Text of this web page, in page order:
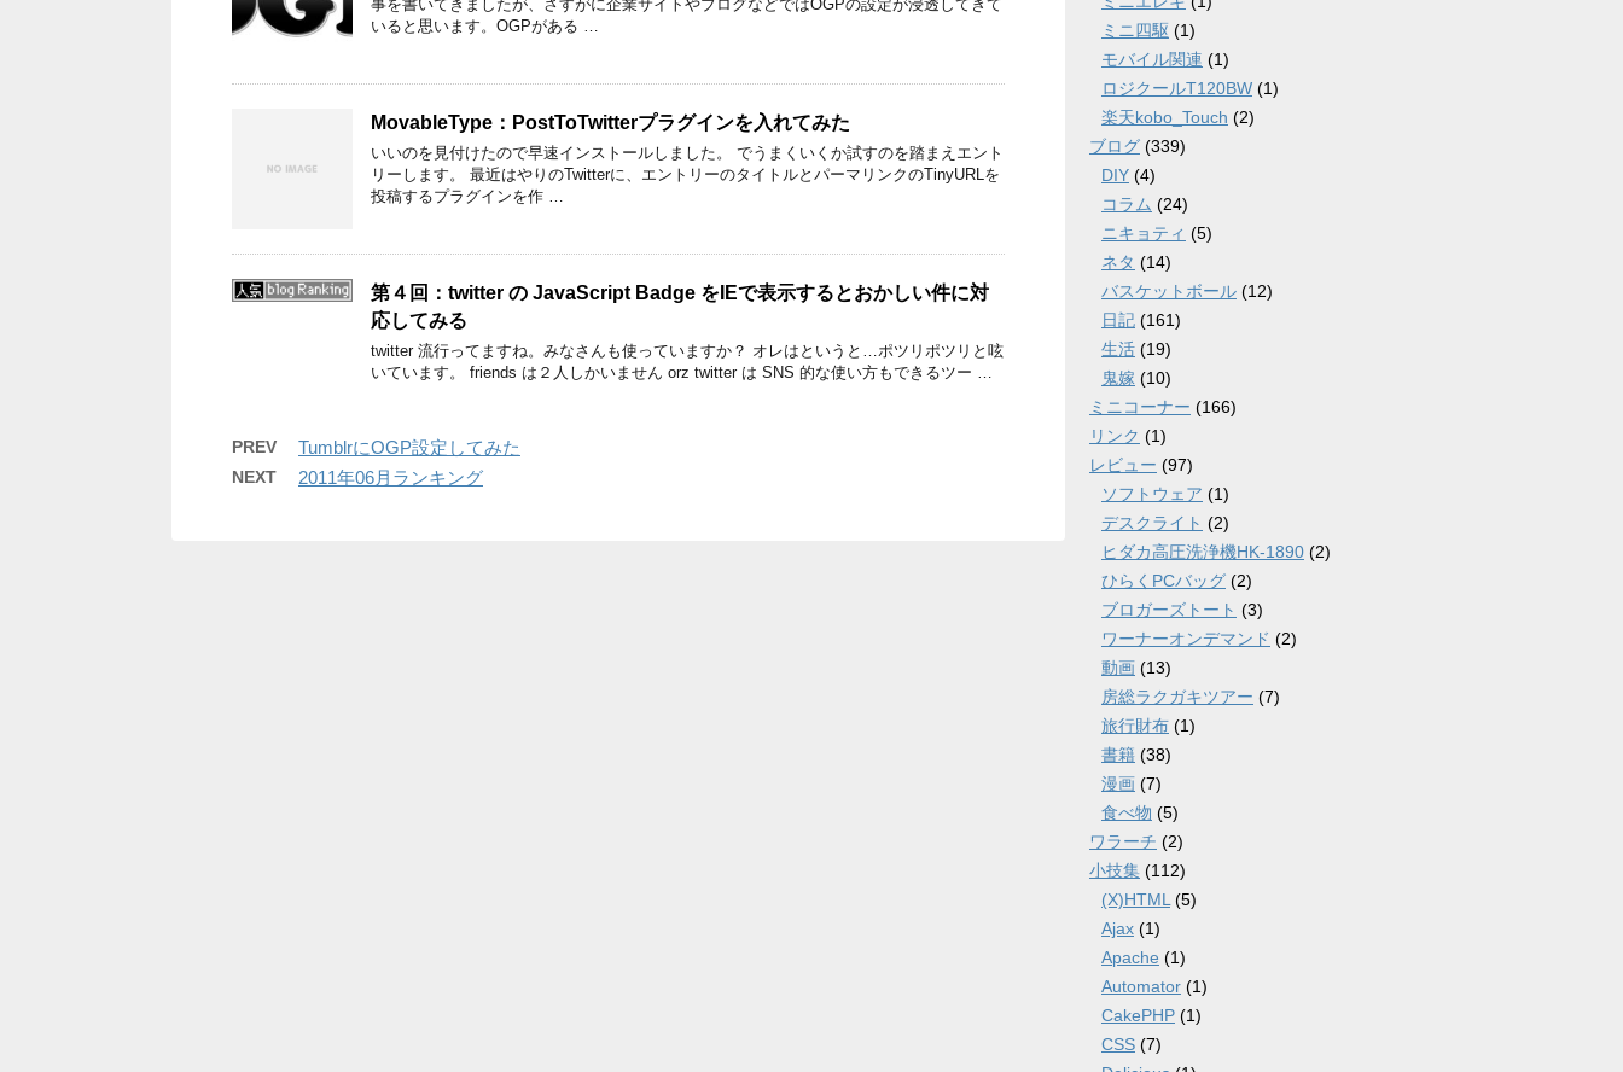
事を書いてきましたが、さすがに企業サイトやブログなどではOGPの設定が浸透してきて
いると思います。OGPがある …
MovableType：PostToTwitterプラグインを入れてみた
いいのを見付けたので早速インストールしました。 でうまくいくか試すのを踏まえエント
リーします。 最近はやりのTwitterに、エントリーのタイトルとパーマリンクのTinyURLを
投稿するプラグインを作 …
第４回：twitter の JavaScript Badge をIEで表示するとおかしい件に対
応してみる
twitter 流行ってますね。みなさんも使っていますか？ オレはというと…ポツリポツリと呟
いています。 friends は２人しかいません orz twitter は SNS 的な使い方もできるツー …
PREV TumblrにOGP設定してみた
NEXT 2011年06月ランキング
ミニ四駆 (1)
モバイル関連 (1)
ロジクールT120BW (1)
楽天kobo_Touch (2)
ブログ (339)
DIY (4)
コラム (24)
ニキョティ (5)
ネタ (14)
バスケットボール (12)
日記 (161)
生活 (19)
鬼嫁 (10)
ミニコーナー (166)
リンク (1)
レビュー (97)
ソフトウェア (1)
デスクライト (2)
ヒダカ高圧洗浄機HK-1890 (2)
ひらくPCバッグ (2)
ブロガーズトート (3)
ワーナーオンデマンド (2)
動画 (13)
房総ラクガキツアー (7)
旅行財布 (1)
書籍 (38)
漫画 (7)
食べ物 (5)
ワラーチ (2)
小技集 (112)
(X)HTML (5)
Ajax (1)
Apache (1)
Automator (1)
CakePHP (1)
CSS (7)